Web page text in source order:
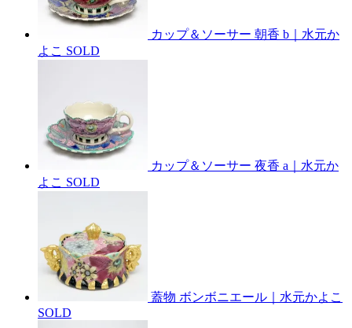
カップ＆ソーサー 朝香 b｜水元か
よこ SOLD
カップ＆ソーサー 夜香 a｜水元か
よこ SOLD
蓋物 ボンボニエール｜水元かよこ
SOLD